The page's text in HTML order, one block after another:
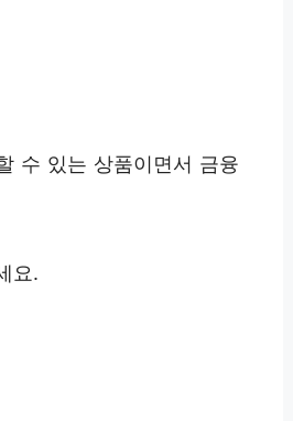
수 있는 상품이면서 금융
요.